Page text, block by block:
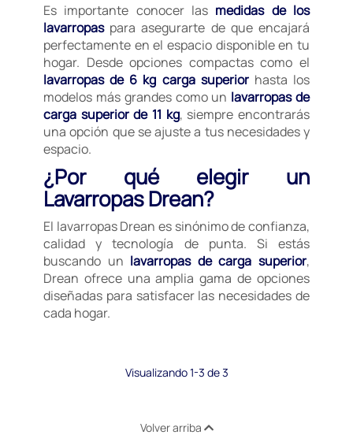
Es importante conocer las medidas de los
lavarropaspara asegurarte de que encajará
perfectamente en el espacio disponible en tu
hogar. Desde opciones compactas como el
lavarropas de 6 kg carga superiorhasta los
modelos más grandes como un lavarropas de
carga superior de 11 kg, siempre encontrarás
una opción que se ajuste a tus necesidades y
espacio.
¿Por qué elegir un
Lavarropas Drean?
El lavarropas Drean es sinónimo de confianza,
calidad y tecnología de punta. Si estás
buscando un lavarropas de carga superior,
Drean ofrece una amplia gama de opciones
diseñadas para satisfacer las necesidades de
cada hogar.
Visualizando 1-3 de 3
Volver arriba